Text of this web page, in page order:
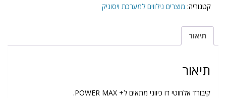
קטגוריה: מוצרים נילווים למערכת ויסוניק
תיאור
תיאור
קיבורד אלחוטי דו כיווני מתאים ל+ POWER MAX.